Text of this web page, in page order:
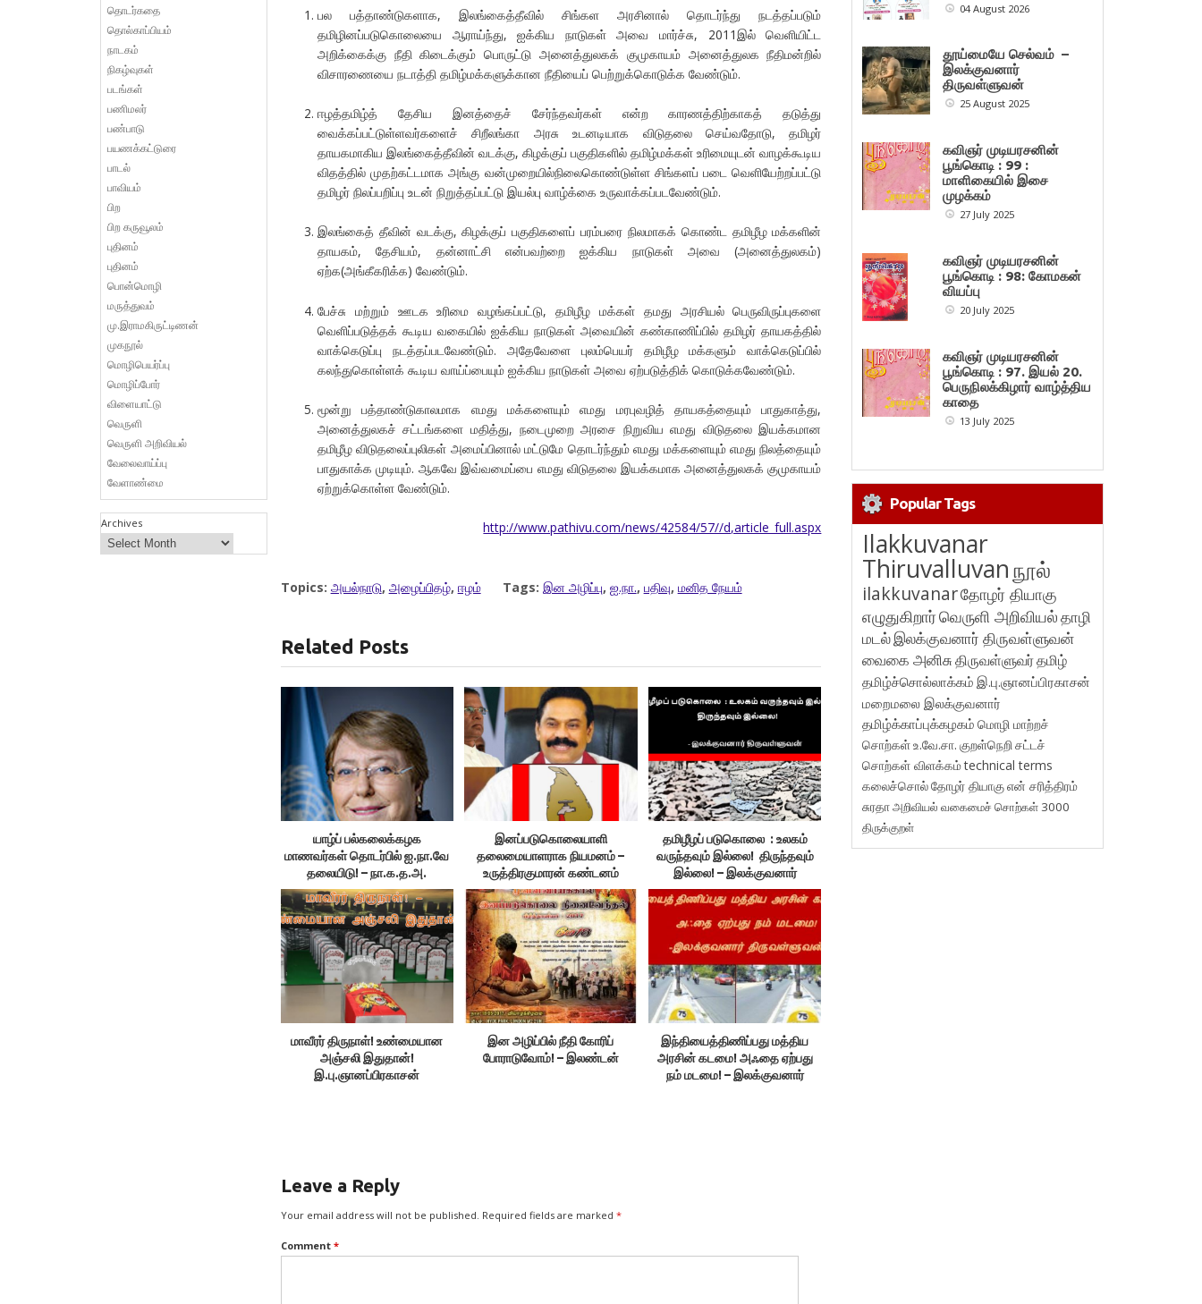
பல பத்தாண்டுகளாக, இலங்கைத்தீவில் சிங்கள அரசினால் தொடர்ந்து நடத்தப்படும்
தமிழினப்படுகொலையை ஆராய்ந்து, ஐக்கிய நாடுகள் அவை மார்ச்சு, 2011இல் வெளியிட்ட
அறிக்கைக்கு நீதி கிடைக்கும் பொருட்டு அனைத்துலகக் குமுகாயம் அனைத்துலக நீதிமன்றில்
விசாரணையை நடாத்தி தமிழ்மக்களுக்கான நீதியைப் பெற்றுக்கொடுக்க வேண்டும்.
ஈழத்தமிழ்த் தேசிய இனத்தைச் சேர்ந்தவர்கள் என்ற காரணத்திற்காகத் தடுத்து
வைக்கப்பட்டுள்ளவர்களைச் சிறீலங்கா அரசு உடனடியாக விடுதலை செய்வதோடு, தமிழர்
தாயகமாகிய இலங்கைத்தீவின் வடக்கு, கிழக்குப் பகுதிகளில் தமிழ்மக்கள் உரிமையுடன் வாழக்கூடிய
விதத்தில் முதற்கட்டமாக அங்கு வன்முறையில்நிலைகொண்டுள்ள சிங்களப் படை வெளியேற்றப்பட்டு
தமிழர் நிலப்பறிப்பு உடன் நிறுத்தப்பட்டு இயல்பு வாழ்க்கை உருவாக்கப்படவேண்டும்.
இலங்கைத் தீவின் வடக்கு, கிழக்குப் பகுதிகளைப் பரம்பரை நிலமாகக் கொண்ட தமிழீழ மக்களின்
தாயகம், தேசியம், தன்னாட்சி என்பவற்றை ஐக்கிய நாடுகள் அவை (அனைத்துலகம்)
ஏற்க(அங்கீகரிக்க) வேண்டும்.
பேச்சு மற்றும் ஊடக உரிமை வழங்கப்பட்டு, தமிழீழ மக்கள் தமது அரசியல் பெருவிருப்புகளை
வெளிப்படுத்தக் கூடிய வகையில் ஐக்கிய நாடுகள் அவையின் கண்காணிப்பில் தமிழர் தாயகத்தில்
வாக்கெடுப்பு நடத்தப்படவேண்டும். அதேவேளை புலம்பெயர் தமிழீழ மக்களும் வாக்கெடுப்பில்
கலந்துகொள்ளக் கூடிய வாய்ப்பையும் ஐக்கிய நாடுகள் அவை ஏற்படுத்திக் கொடுக்கவேண்டும்.
மூன்று பத்தாண்டுகாலமாக எமது மக்களையும் எமது மரபுவழித் தாயகத்தையும் பாதுகாத்து,
அனைத்துலகச் சட்டங்களை மதித்து, நடைமுறை அரசை நிறுவிய எமது விடுதலை இயக்கமான
தமிழீழ விடுதலைப்புலிகள் அமைப்பினால் மட்டுமே தொடர்ந்தும் எமது மக்களையும் எமது நிலத்தையும்
பாதுகாக்க முடியும். ஆகவே இவ்வமைப்பை எமது விடுதலை இயக்கமாக அனைத்துலகக் குமுகாயம்
ஏற்றுக்கொள்ள வேண்டும்.
http://www.pathivu.com/news/42584/57//d,article_full.aspx
Topics: அயல்நாடு, அழைப்பிதழ், ஈழம் Tags: இன அழிப்பு, ஐ.நா., பதிவு, மனித நேயம்
Related Posts
யாழ்ப் பல்கலைக்கழக
மாணவர்கள் தொடர்பில் ஐ.நா.வே
தலையிடு! – நா.க.த.அ.
இனப்படுகொலையாளி
தலைமையாளராக நியமனம் –
உருத்திரகுமாரன் கண்டனம்
தமிழீழப் படுகொலை : உலகம்
வருந்தவும் இல்லை! திருந்தவும்
இல்லை! – இலக்குவனார்
திருவள்ளுவன்
மாவீரர் திருநாள்! உண்மையான
அஞ்சலி இதுதான்!
இ.பு.ஞானப்பிரகாசன்
இன அழிப்பில் நீதி கோரிப்
போராடுவோம்! – இலண்டன்
இந்தியைத்திணிப்பது மத்திய
அரசின் கடமை! அஃதை ஏற்பது
நம் மடமை! – இலக்குவனார்
Leave a Reply
Your email address will not be published. Required fields are marked *
Comment *
தொடர்கதை
தொல்காப்பியம்
நாடகம்
நிகழ்வுகள்
படங்கள்
பணிமலர்
பண்பாடு
பயணக்கட்டுரை
பாடல்
பாவியம்
பிற
பிற கருவூலம்
புதினம்
புதினம்
பொன்மொழி
மருத்துவம்
மு.இராமகிருட்டிணன்
முகநூல்
மொழிபெயர்ப்பு
மொழிப்போர்
விளையாட்டு
வெருளி
வெருளி அறிவியல்
வேலைவாய்ப்பு
வேளாண்மை
Archives
04 August 2026
தூய்மையே செல்வம் –
இலக்குவனார்
திருவள்ளுவன்
25 August 2025
கவிஞர் முடியரசனின்
பூங்கொடி : 99 :
மாளிகையில் இசை
முழக்கம்
27 July 2025
கவிஞர் முடியரசனின்
பூங்கொடி : 98: கோமகன்
வியப்பு
20 July 2025
கவிஞர் முடியரசனின்
பூங்கொடி : 97. இயல் 20.
பெருநிலக்கிழார் வாழ்த்திய
காதை
13 July 2025
Popular Tags
Ilakkuvanar
Thiruvalluvanநூல்
ilakkuvanarதோழர் தியாகு
எழுதுகிறார்வெருளி அறிவியல்தாழி
மடல்இலக்குவனார் திருவள்ளுவன்
வைகை அனிசுதிருவள்ளுவர்தமிழ்
தமிழ்ச்சொல்லாக்கம் இ.பு.ஞானப்பிரகாசன்
மறைமலை இலக்குவனார்
தமிழ்க்காப்புக்கழகம் மொழி மாற்றச்
சொற்கள்உ.வே.சா. குறள்நெறி சட்டச்
சொற்கள் விளக்கம்technical terms
கலைச்சொல்தோழர் தியாகுஎன் சரித்திரம்
சுரதாஅறிவியல் வகைமைச் சொற்கள் 3000
திருக்குறள்